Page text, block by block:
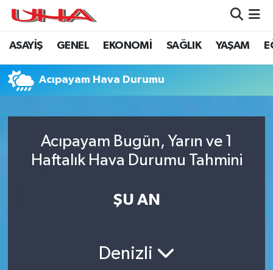
ASAYİŞ GENEL EKONOMİ SAĞLIK YAŞAM
Acıpayam Hava Durumu
Acıpayam Bugün, Yarın ve 1
Haftalık Hava Durumu Tahmini
ŞU AN
Denizli
ASAYİŞ
GÜNDEM
YAŞAM
Nöbetçi Eczaneler
Hava Durumu
Trafik Durumu